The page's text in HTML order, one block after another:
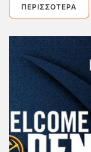
ΠΕΡΙΣΣΌΤΕΡΑ